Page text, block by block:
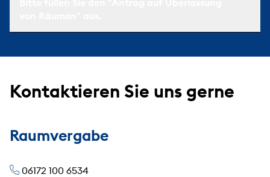
Kontaktieren Sie uns gerne
Raumvergabe
06172 100 6534